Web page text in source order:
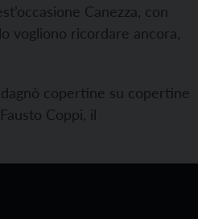
Canezza, con
vogliono ricordare ancora,
copertine su copertine
Coppi, il